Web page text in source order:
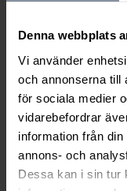
Denna webbplats
Vi använder
och annonserna till
för sociala medier
vidarebefordrar
information från
annons- och
Dessa kan i sin tur
Eksjö
Fagersta
Farsta
Gävle
Halmstad
Halmstad Hallarna